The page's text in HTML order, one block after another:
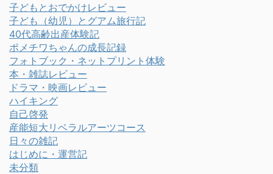
子どもとおでかけレビュー
子ども（幼児）とグアム旅行記
40代高齢出産体験記
ポメチワちゃんの成長記録
フォトブック・ネットプリント体験
本・雑誌レビュー
ドラマ・映画レビュー
ハイキング
自己啓発
産能短大リベラルアーツコース
日々の雑記
はじめに・運営記
未分類